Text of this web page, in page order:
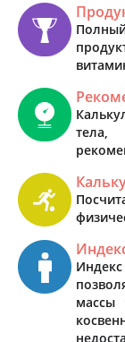
тела,
массы